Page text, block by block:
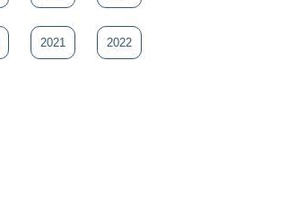
2021 2022